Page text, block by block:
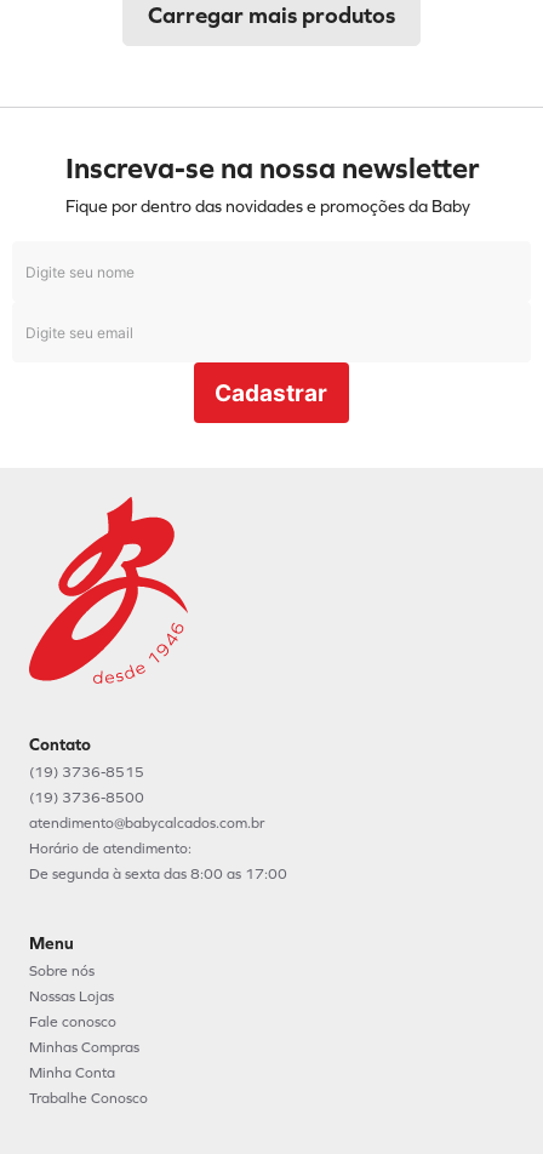
Inscreva-se na nossa newsletter
Fique por dentro das novidades e promoções da Baby
Cadastrar
Contato
(19) 3736-8515
(19) 3736-8500
atendimento@babycalcados.com.br
Horário de atendimento:
De segunda à sexta das 8:00 as 17:00
Menu
Sobre nós
Nossas Lojas
Fale conosco
Minhas Compras
Minha Conta
Trabalhe Conosco